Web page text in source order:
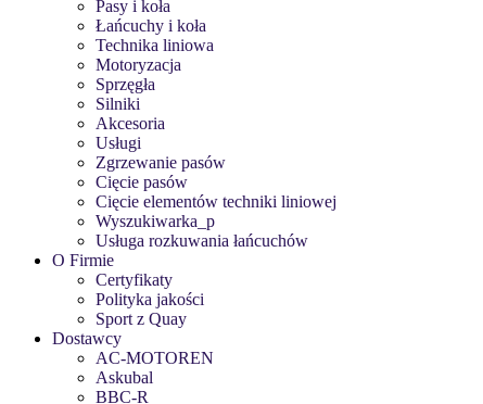
Pasy i koła
Łańcuchy i koła
Technika liniowa
Motoryzacja
Sprzęgła
Silniki
Akcesoria
Usługi
Zgrzewanie pasów
Cięcie pasów
Cięcie elementów techniki liniowej
Wyszukiwarka_p
Usługa rozkuwania łańcuchów
O Firmie
Certyfikaty
Polityka jakości
Sport z Quay
Dostawcy
AC-MOTOREN
Askubal
BBC-R